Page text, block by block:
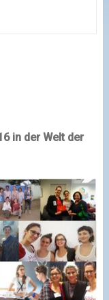
in der Welt der